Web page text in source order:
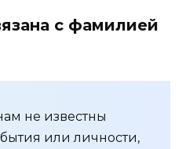
с фамилией
не известны
или личности,